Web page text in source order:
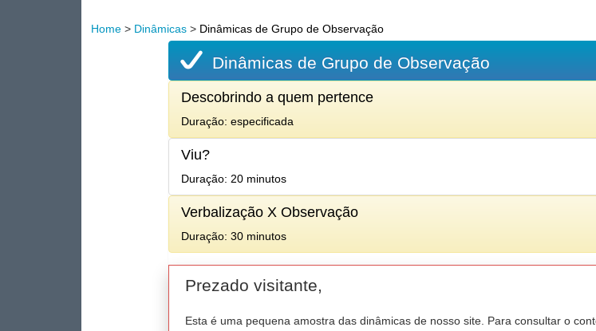
Home > Dinâmicas > Dinâmicas de Grupo de Observação
Dinâmicas de Grupo de Observação
Descobrindo a quem pertence
Duração: especificada
Viu?
Duração: 20 minutos
Verbalização X Observação
Duração: 30 minutos
Prezado visitante,
Esta é uma pequena amostra das dinâmicas de nosso site. Para consultar o